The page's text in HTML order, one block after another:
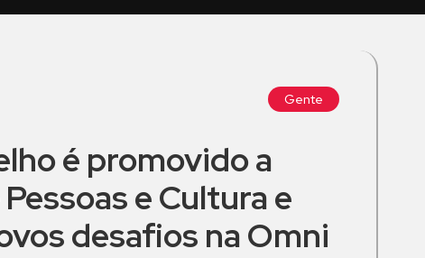
Gente
é promovido a
e Cultura e
desafios na Omni